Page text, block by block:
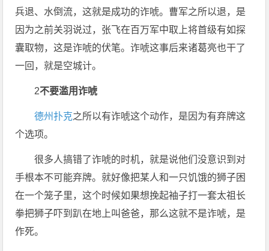
兵退、水倒流，这就是成功的诈唬。曹军之所以退，是
因为之前关羽说过，张飞在百万军中取上将首级有如探
囊取物，这是诈唬的伏笔。诈唬这事后来诸葛亮也干了
一回，就是空城计。
2不要滥用诈唬
德州扑克之所以有诈唬这个动作，是因为有弃牌这
个选项。
很多人搞错了诈唬的时机，就是说他们没意识到对
手根本不可能弃牌。就好像把某人和一只饥饿的狮子困
在一个笼子里，这个时候如果想挽起袖子打一套太祖长
拳把狮子吓到趴在地上叫爸爸，那么这就不是诈唬，是
作死。